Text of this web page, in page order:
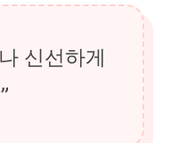
신선하게